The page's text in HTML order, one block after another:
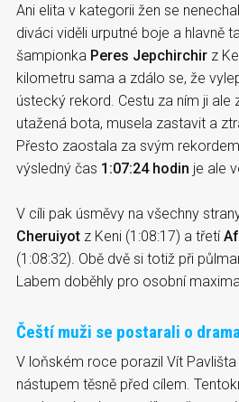
Ani elita v kategorii žen se
diváci viděli urputné boje a hlavně
šampionka Peres Jepchirchir z
kilometru sama a zdálo se, že
ústecký rekord. Cestu za ním ji
utažená bota, musela zastavit a
Přesto zaostala za svým
výsledný čas 1:07:24 hodin je ale
V cíli pak úsměvy na všechny
Cheruiyot z Keni (1:08:17) a třetí
(1:08:32). Obě dvě si totiž při
Labem doběhly pro osobní maxima.
Čeští muži se postarali o
V loňském roce porazil Vít
nástupem těsně před cílem.